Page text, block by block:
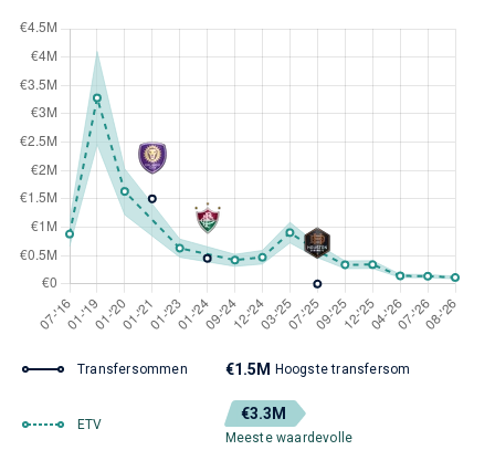
Transfersommen €1.5M Hoogste transfersom
ETV
€3.3M
Meeste waardevolle